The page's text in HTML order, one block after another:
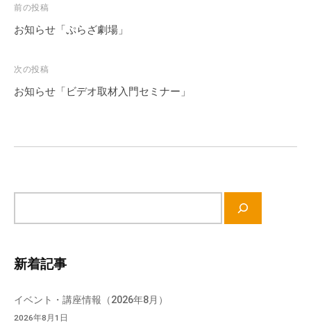
投
稿
ビ
ゲ
ョ
前の投稿
お知らせ「ぷらざ劇場」
次の投稿
お知らせ「ビデオ取材入門セミナー」
検
新着記事
イベント・講座情報（2026年8月）
2026年8月1日